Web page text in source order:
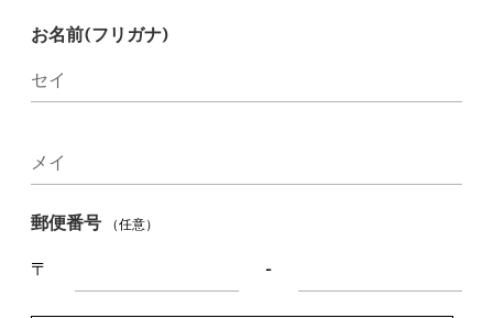
お名前(フリガナ)
セイ
メイ
郵便番号 （任意）
〒 -